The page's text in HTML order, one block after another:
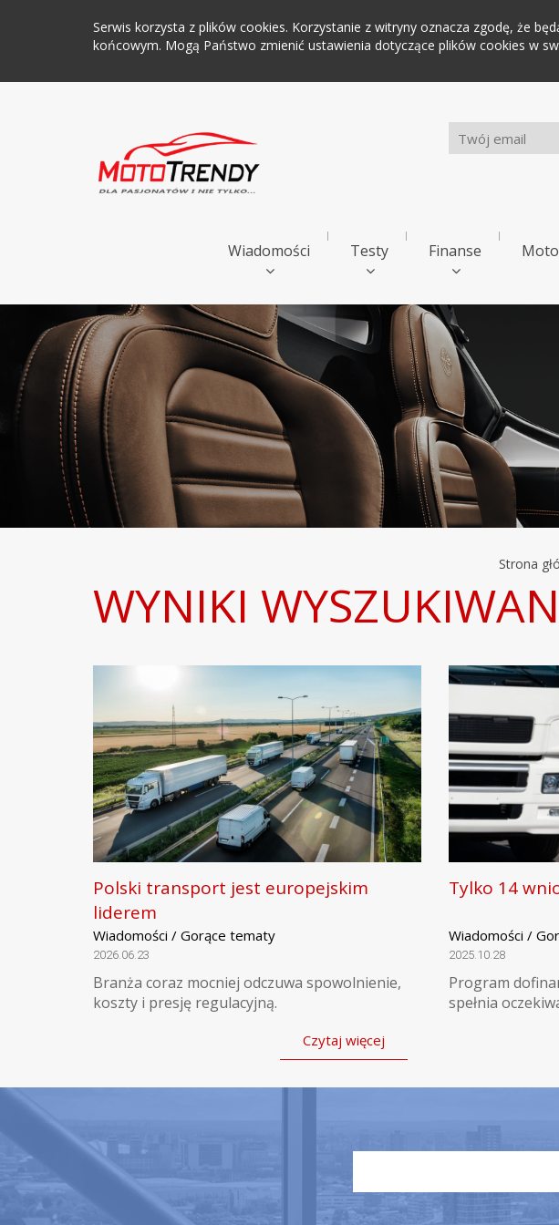
Serwis korzysta z plików cookies. Korzystanie z witryny oznacza zgodę, że
końcowym. Mogą Państwo zmienić ustawienia dotyczące plików cookies w
Wiadomości Testy Finanse
Strona
WYNIKI
Polski transport jest europejskim
liderem
Wiadomości / Gorące tematy
2026.06.23
Branża coraz mocniej odczuwa spowolnienie,
koszty i presję regulacyjną.
Czytaj więcej
Tylko 14
Wiadomości /
2025.10.28
Program
spełnia